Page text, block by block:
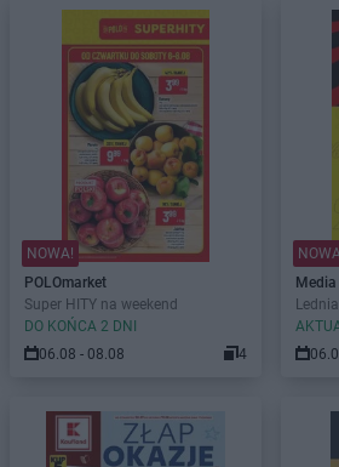
NOWA!
POLOmarket
Super HITY na weekend
DO KOŃCA 2 DNI
06.08 - 08.08
4